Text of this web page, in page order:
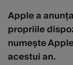
Apple a
propriile
numește
acestui an.